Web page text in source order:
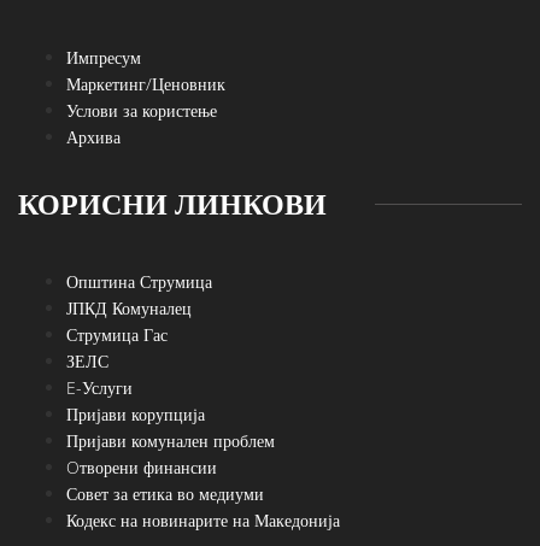
Импресум
Маркетинг/Ценовник
Услови за користење
Архива
КОРИСНИ ЛИНКОВИ
Општина Струмица
ЈПКД Комуналец
Струмица Гас
ЗЕЛС
E-Услуги
Пријави корупција
Пријави комунален проблем
Oтворени финансии
Совет за етика во медиуми
Кодекс на новинарите на Македонија